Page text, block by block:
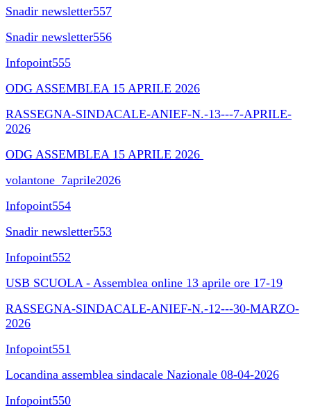
Snadir newsletter557
Snadir newsletter556
Infopoint555
ODG ASSEMBLEA 15 APRILE 2026
RASSEGNA-SINDACALE-ANIEF-N.-13---7-APRILE-
2026
ODG ASSEMBLEA 15 APRILE 2026
volantone_7aprile2026
Infopoint554
Snadir newsletter553
Infopoint552
USB SCUOLA - Assemblea online 13 aprile ore 17-19
RASSEGNA-SINDACALE-ANIEF-N.-12---30-MARZO-
2026
Infopoint551
Locandina assemblea sindacale Nazionale 08-04-2026
Infopoint550